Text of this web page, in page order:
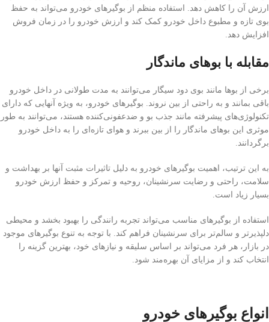
ارزش آن را کاهش دهد. استفاده منظم از بوگیرهای خودرو می‌تواند به حفظ
بوی تازه و مطبوع داخل خودرو کمک کند و ارزش خودرو را در زمان فروش
افزایش دهد.
مقابله با بوهای ماندگار
برخی از بوها مانند بوی دود سیگار می‌توانند به مدت طولانی در داخل خودرو
باقی بمانند و به راحتی از بین نروند. بوگیرهای خودرو، به ویژه آنهایی که دارای
تکنولوژی‌های پیشرفته مانند جذب بو و ضدعفونی‌کننده هستند، می‌توانند به طور
موثری این بوهای ماندگار را از بین ببرند و هوای تازه‌ای را به داخل خودرو
برگردانند.
به این ترتیب، اهمیت بوگیرهای خودرو به دلیل تاثیرات مثبت آنها بر بهداشت و
سلامت، راحتی و رضایت سرنشینان، روحیه و تمرکز و حفظ ارزش خودرو
بسیار زیاد است.
استفاده از بوگیرهای مناسب می‌تواند تجربه رانندگی را بهبود بخشد و محیطی
دلپذیرتر و سالم‌تر برای سرنشینان فراهم کند. با توجه به تنوع بوگیرهای موجود
در بازار، هر فرد می‌تواند بر اساس سلیقه و نیازهای خود، بهترین گزینه را
انتخاب کند و از مزایای آن بهره‌مند شود.
انواع بوگیرهای خودرو